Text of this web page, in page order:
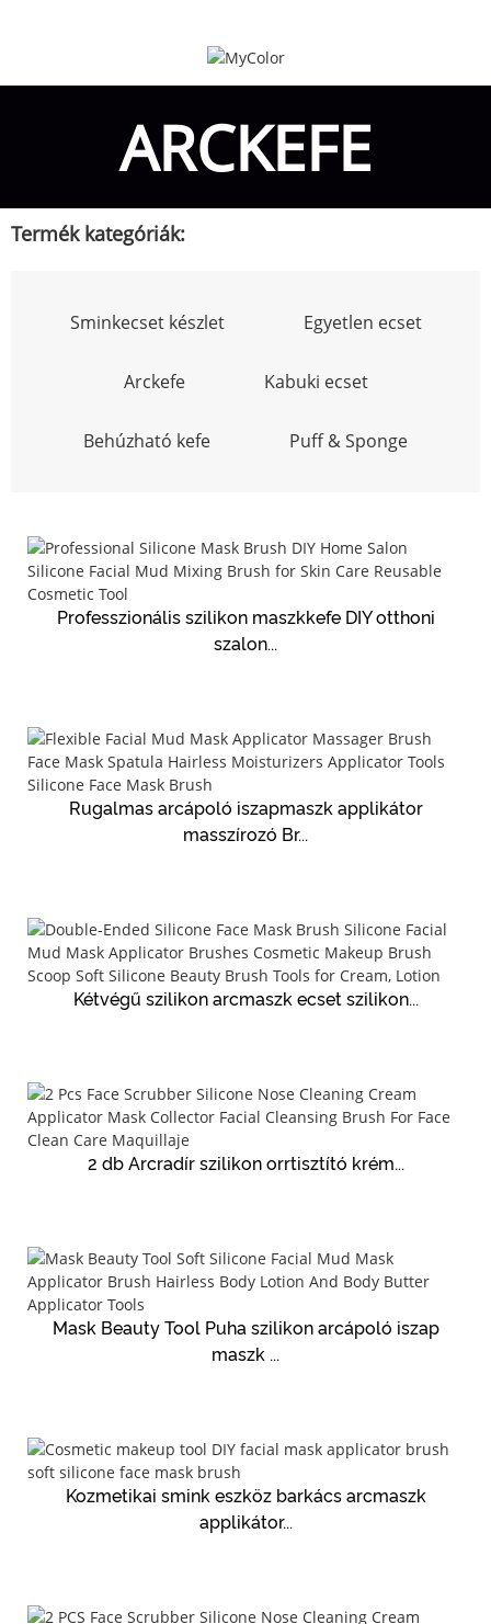
ARCKEFE
Termék kategóriák:
Sminkecset készlet Egyetlen ecset
Arckefe Kabuki ecset
Behúzható kefe Puff & Sponge
Professzionális szilikon maszkkefe DIY otthoni
szalon...
Rugalmas arcápoló iszapmaszk applikátor
masszírozó Br...
Kétvégű szilikon arcmaszk ecset szilikon...
2 db Arcradír szilikon orrtisztító krém...
Mask Beauty Tool Puha szilikon arcápoló iszap
maszk ...
Kozmetikai smink eszköz barkács arcmaszk
applikátor...